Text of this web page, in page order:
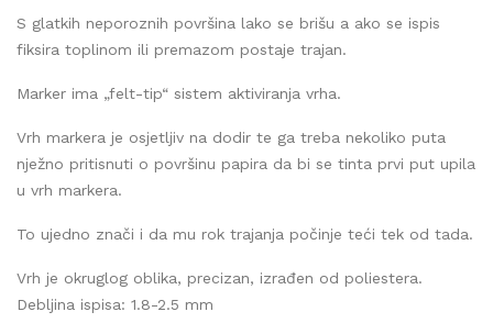
S glatkih neporoznih površina lako se brišu a ako se ispis
fiksira toplinom ili premazom postaje trajan.
Marker ima „felt-tip“ sistem aktiviranja vrha.
Vrh markera je osjetljiv na dodir te ga treba nekoliko puta
nježno pritisnuti o površinu papira da bi se tinta prvi put upila
u vrh markera.
To ujedno znači i da mu rok trajanja počinje teći tek od tada.
Vrh je okruglog oblika, precizan, izrađen od poliestera.
Debljina ispisa: 1.8-2.5 mm